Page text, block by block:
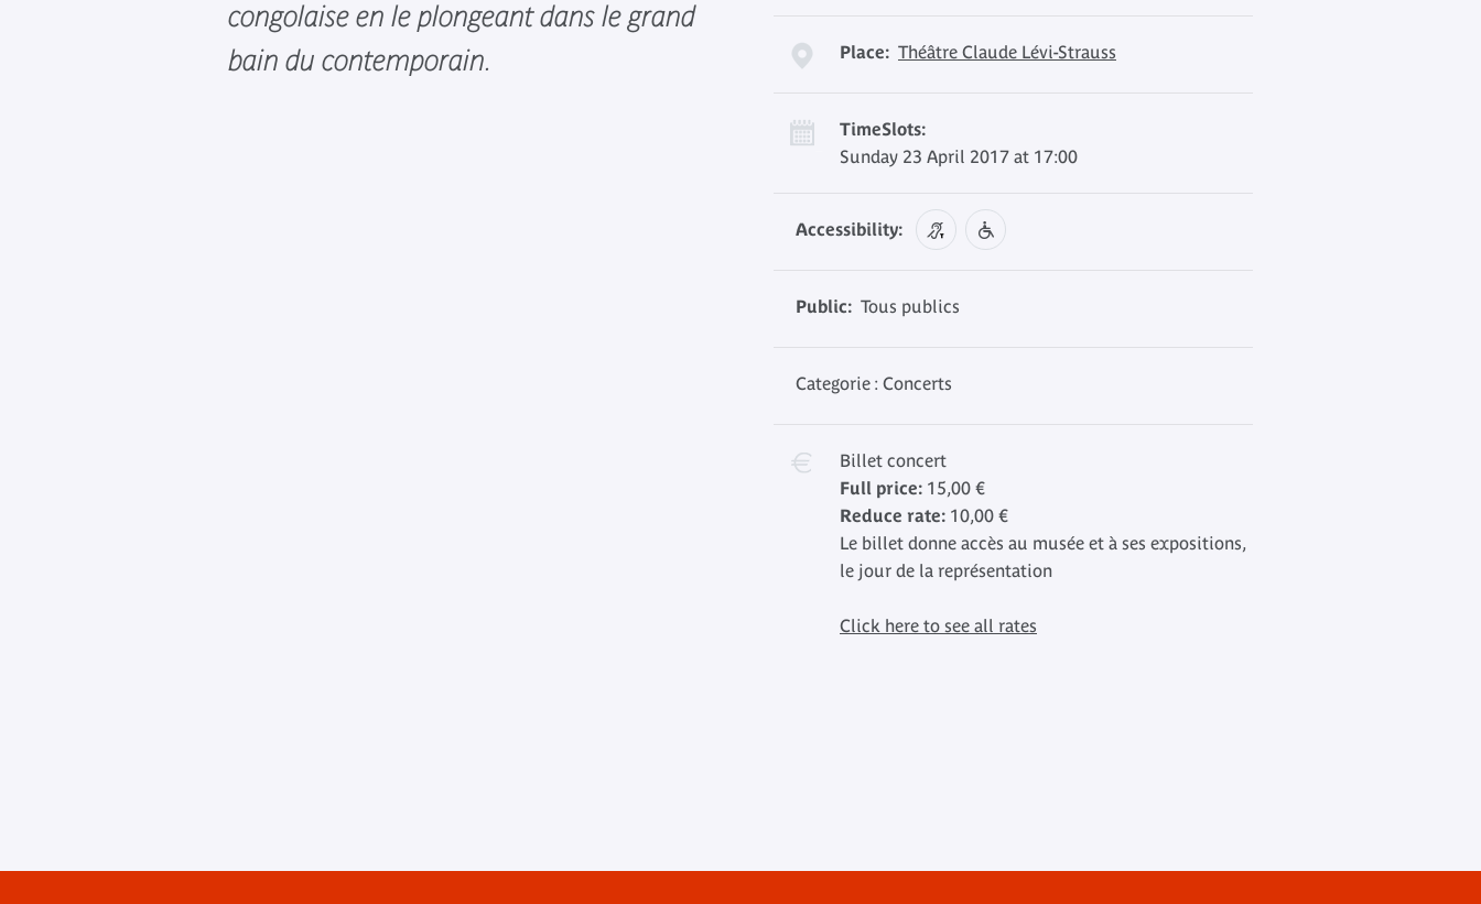
congolaise en le plongeant dans le grand
bain du contemporain.
Place: Théâtre Claude Lévi-Strauss
TimeSlots:
Sunday 23 April 2017 at 17:00
Accessibility:
Public: Tous publics
Categorie : Concerts
Billet concert
Full price: 15,00 €
Reduce rate: 10,00 €
Le billet donne accès au musée et à ses expositions,
le jour de la représentation
Click here to see all rates